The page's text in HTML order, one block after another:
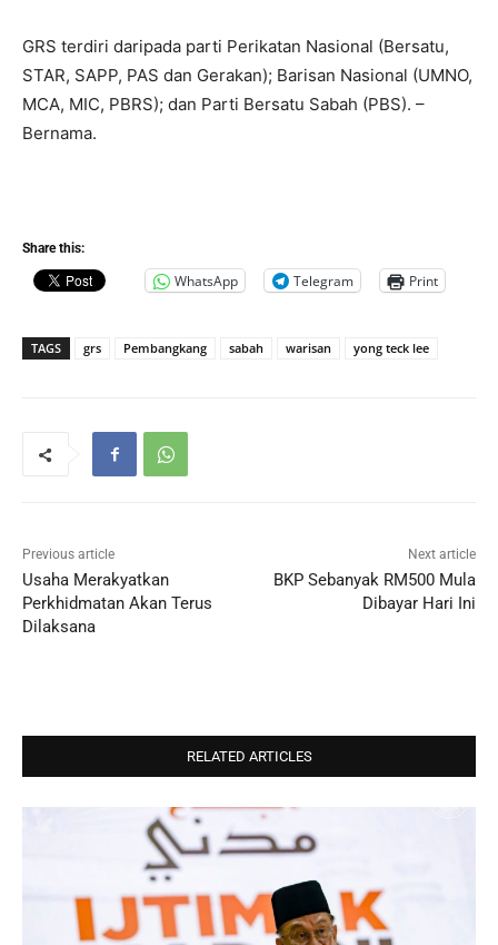
GRS terdiri daripada parti Perikatan Nasional (Bersatu,
STAR, SAPP, PAS dan Gerakan); Barisan Nasional (UMNO,
MCA, MIC, PBRS); dan Parti Bersatu Sabah (PBS). –
Bernama.
Share this:
WhatsApp Telegram Print
TAGS grs Pembangkang sabah warisan yong teck lee
Previous article
Usaha Merakyatkan
Perkhidmatan Akan Terus
Dilaksana
Next article
BKP Sebanyak RM500 Mula
Dibayar Hari Ini
RELATED ARTICLES